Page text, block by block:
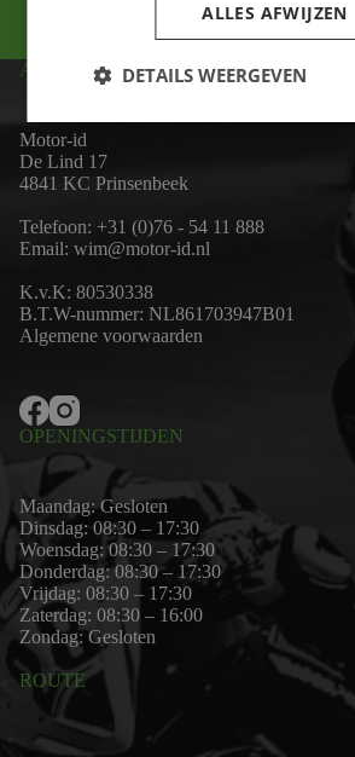
ADRES
Motor-id
De Lind 17
4841 KC Prinsenbeek
Telefoon: +31 (0)76 - 54 11 888
Email: wim@motor-id.nl
K.v.K: 80530338
B.T.W-nummer: NL861703947B01
Algemene voorwaarden
OPENINGSTIJDEN
Maandag: Gesloten
Dinsdag: 08:30 – 17:30
Woensdag: 08:30 – 17:30
Donderdag: 08:30 – 17:30
Vrijdag: 08:30 – 17:30
Zaterdag: 08:30 – 16:00
Zondag: Gesloten
ROUTE
ALLES AFWIJZEN
DETAILS WEERGEVEN